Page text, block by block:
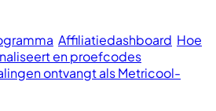
Affiliatiedashboard Hoe
en proefcodes
ontvangt als Metricool-